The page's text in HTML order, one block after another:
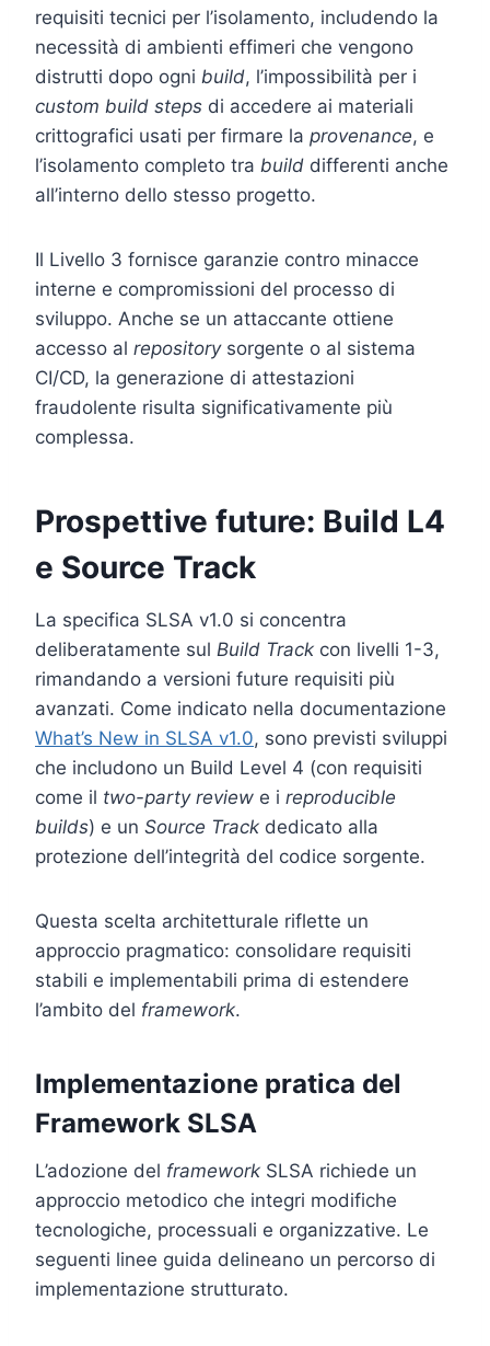
requisiti tecnici per l’isolamento, includendo la
necessità di ambienti effimeri che vengono
distrutti dopo ogni build, l’impossibilità per i
custom build steps di accedere ai materiali
crittografici usati per firmare la provenance, e
l’isolamento completo tra build differenti anche
all’interno dello stesso progetto.
Il Livello 3 fornisce garanzie contro minacce
interne e compromissioni del processo di
sviluppo. Anche se un attaccante ottiene
accesso al repositorysorgente o al sistema
CI/CD, la generazione di attestazioni
fraudolente risulta significativamente più
complessa.
Prospettive future: Build L4
e Source Track
La specifica SLSA v1.0 si concentra
deliberatamente sul Build Track con livelli 1-3,
rimandando a versioni future requisiti più
avanzati. Come indicato nella documentazione
What’s New in SLSA v1.0, sono previsti sviluppi
che includono un Build Level 4 (con requisiti
come il two-party review e i reproducible
builds) e un Source Track dedicato alla
protezione dell’integrità del codice sorgente.
Questa scelta architetturale riflette un
approccio pragmatico: consolidare requisiti
stabili e implementabili prima di estendere
l’ambito del framework.
Implementazione pratica del
Framework SLSA
L’adozione del framework SLSA richiede un
approccio metodico che integri modifiche
tecnologiche, processuali e organizzative. Le
seguenti linee guida delineano un percorso di
implementazione strutturato.